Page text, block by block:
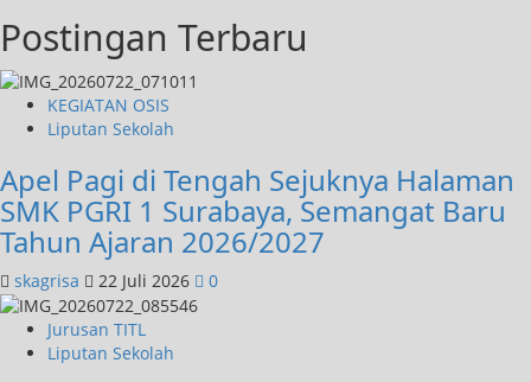
Postingan Terbaru
KEGIATAN OSIS
Liputan Sekolah
Apel Pagi di Tengah Sejuknya Halaman
SMK PGRI 1 Surabaya, Semangat Baru
Tahun Ajaran 2026/2027
skagrisa 22 Juli 2026 0
Jurusan TITL
Liputan Sekolah